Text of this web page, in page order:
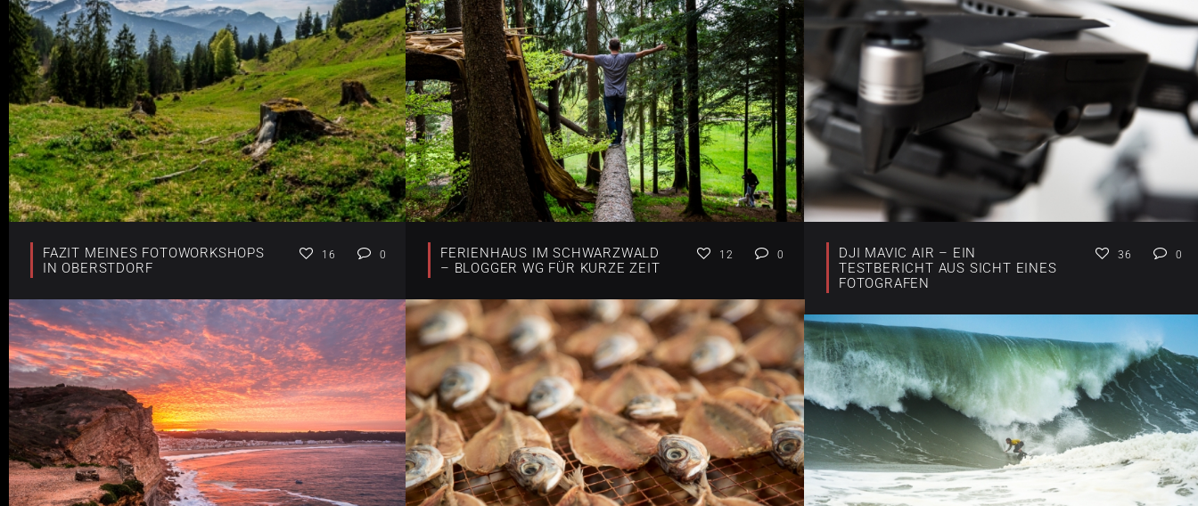
FAZIT MEINES FOTOWORKSHOPS
IN OBERSTDORF
16 0
FERIENHAUS IM SCHWARZWALD
– BLOGGER WG FÜR KURZE ZEIT
12 0
DJI MAVIC AIR – EIN
TESTBERICHT AUS SICHT EINES
FOTOGRAFEN
36 0